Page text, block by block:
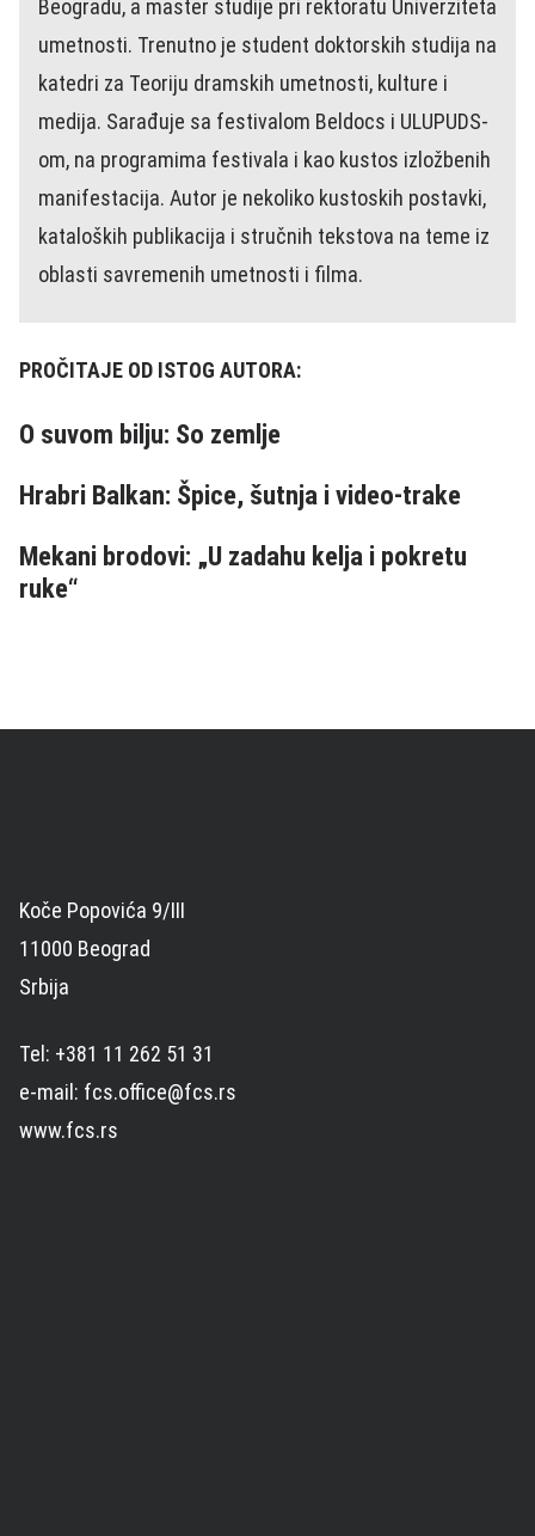
Beogradu, a master studije pri rektoratu Univerziteta
umetnosti. Trenutno je student doktorskih studija na
katedri za Teoriju dramskih umetnosti, kulture i
medija. Sarađuje sa festivalom Beldocs i ULUPUDS-
om, na programima festivala i kao kustos izložbenih
manifestacija. Autor je nekoliko kustoskih postavki,
kataloških publikacija i stručnih tekstova na teme iz
oblasti savremenih umetnosti i filma.
PROČITAJE OD ISTOG AUTORA:
O suvom bilju: So zemlje
Hrabri Balkan: Špice, šutnja i video-trake
Mekani brodovi: „U zadahu kelja i pokretu
ruke“
Koče Popovića 9/III
11000 Beograd
Srbija
Tel: +381 11 262 51 31
e-mail: fcs.office@fcs.rs
www.fcs.rs